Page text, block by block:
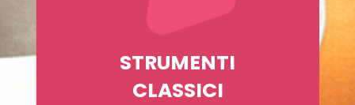
STRUMENTI
CLASSICI